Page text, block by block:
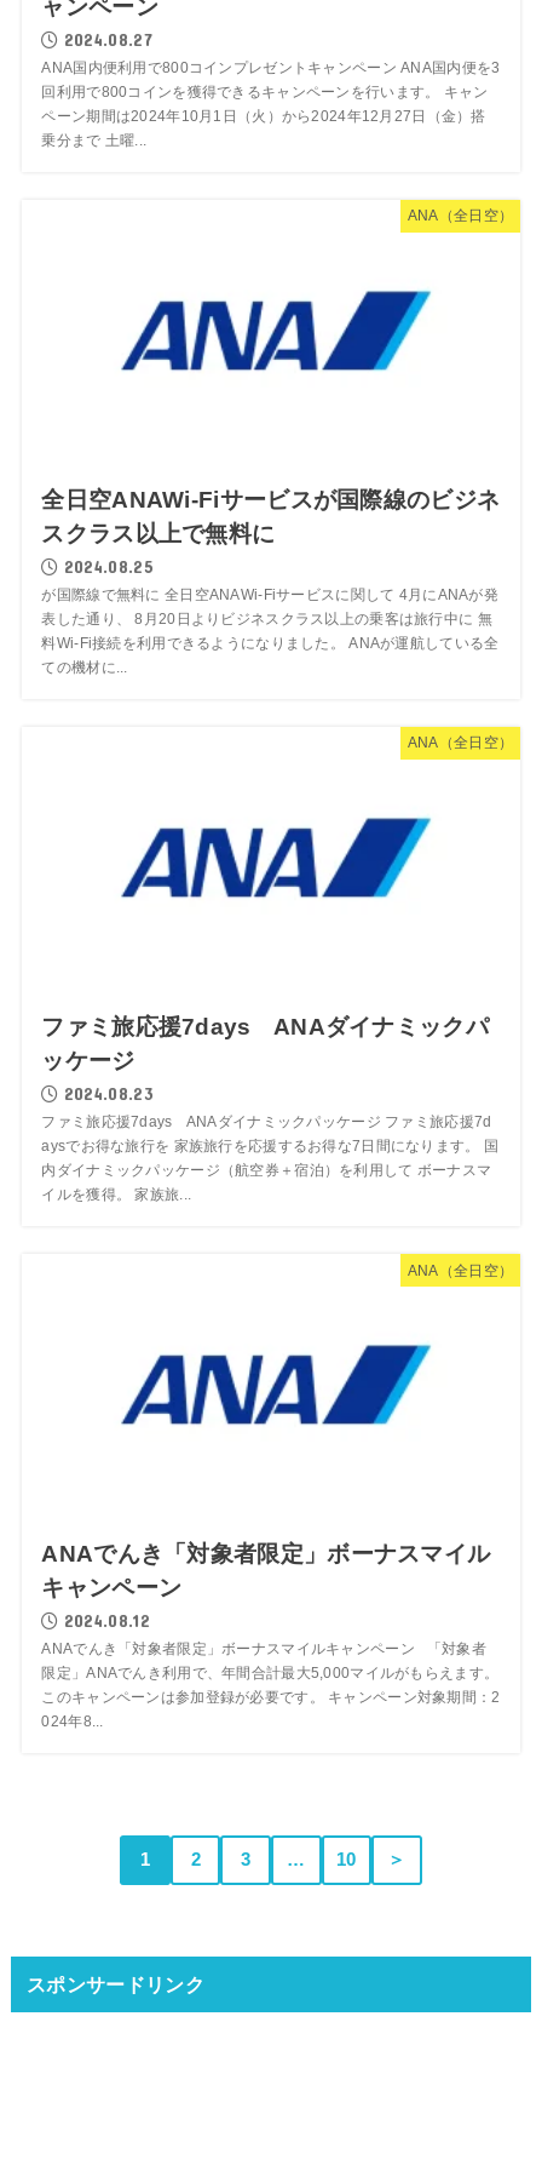
ャンペーン
2024.08.27
ANA国内便利用で800コインプレゼントキャンペーン ANA国内便を3
回利用で800コインを獲得できるキャンペーンを行います。 キャン
ペーン期間は2024年10月1日（火）から2024年12月27日（金）搭
乗分まで 土曜...
ANA（全日空）
全日空ANAWi-Fiサービスが国際線のビジネ
スクラス以上で無料に
2024.08.25
が国際線で無料に 全日空ANAWi-Fiサービスに関して 4月にANAが発
表した通り、 8月20日よりビジネスクラス以上の乗客は旅行中に 無
料Wi-Fi接続を利用できるようになりました。 ANAが運航している全
ての機材に...
ANA（全日空）
ファミ旅応援7days ANAダイナミックパ
ッケージ
2024.08.23
ファミ旅応援7days ANAダイナミックパッケージ ファミ旅応援7d
aysでお得な旅行を 家族旅行を応援するお得な7日間になります。 国
内ダイナミックパッケージ（航空券＋宿泊）を利用して ボーナスマ
イルを獲得。 家族旅...
ANA（全日空）
ANAでんき「対象者限定」ボーナスマイル
キャンペーン
2024.08.12
ANAでんき「対象者限定」ボーナスマイルキャンペーン 「対象者
限定」ANAでんき利用で、年間合計最大5,000マイルがもらえます。
このキャンペーンは参加登録が必要です。 キャンペーン対象期間：2
024年8...
1 2 3 … 10 ＞
スポンサードリンク